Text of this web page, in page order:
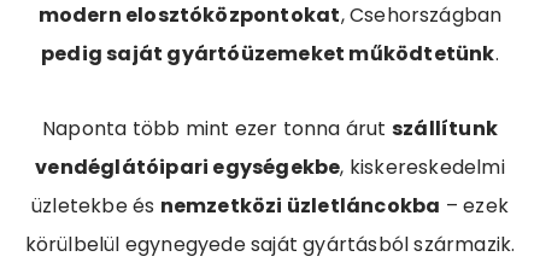
modern elosztóközpontokat, Csehországban
pedig saját gyártóüzemeket működtetünk.
Naponta több mint ezer tonna árut szállítunk
vendéglátóipari egységekbe, kiskereskedelmi
üzletekbe és nemzetközi üzletláncokba – ezek
körülbelül egynegyede saját gyártásból származik.